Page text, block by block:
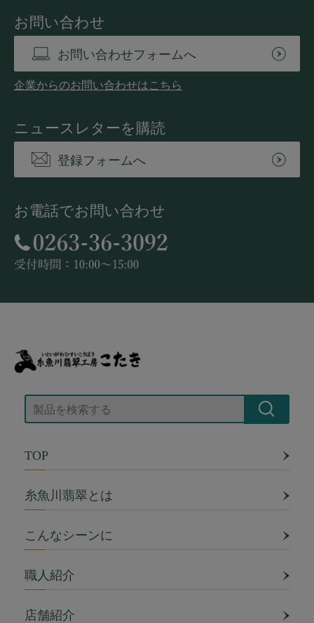
お問い合わせ
お問い合わせフォームへ
企業からのお問い合わせはこちら
ニュースレターを購読
登録フォームへ
お電話でお問い合わせ
TOP
糸魚川翡翠とは
こんなシーンに
職人紹介
店舗紹介